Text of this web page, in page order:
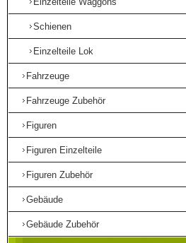
Schienen
Einzelteile Lok
Fahrzeuge
Fahrzeuge Zubehör
Figuren
Figuren Einzelteile
Figuren Zubehör
Gebäude
Gebäude Zubehör